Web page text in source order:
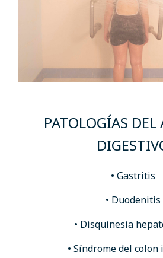
PATOLOGÍAS DEL
• Gastritis
• Duodenitis
• Disquinesia
• Síndrome del